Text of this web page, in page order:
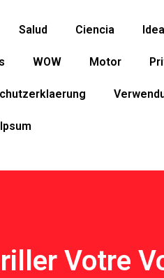
Salud Ciencia
WOW Motor
Votre